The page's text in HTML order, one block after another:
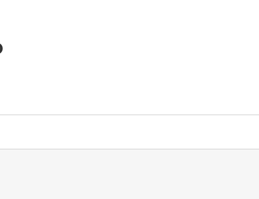
Digi Eten
Mode &
Zwanger Psyche